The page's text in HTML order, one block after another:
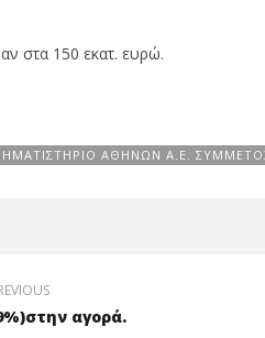
στα 150 εκατ. ευρώ.
ΑΘΗΝΏΝ Α.Ε.
αγορά.